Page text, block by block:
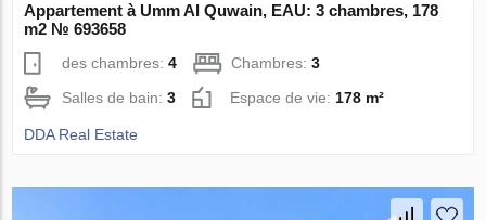
Appartement à Umm Al Quwain, EAU: 3 chambres, 178
m2 № 693658
des chambres:4 Chambres:3
Salles de bain:3 Espace de vie:178 m²
DDA Real Estate